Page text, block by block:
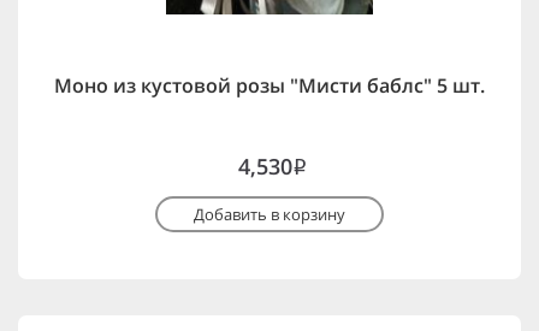
Моно из кустовой розы "Мисти баблс" 5 шт.
4,530i
Добавить в корзину